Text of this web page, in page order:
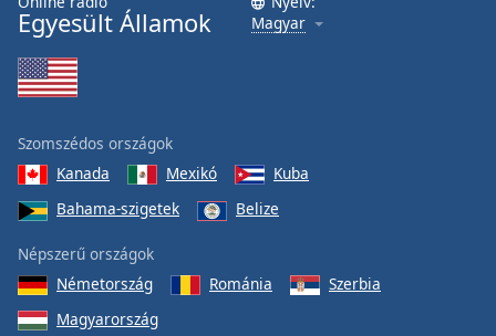
Egyesült Államok
Magyar
Szomszédos országok
Kanada
Mexikó
Kuba
Bahama-szigetek
Belize
Népszerű országok
Németország
Románia
Szerbia
Magyarország